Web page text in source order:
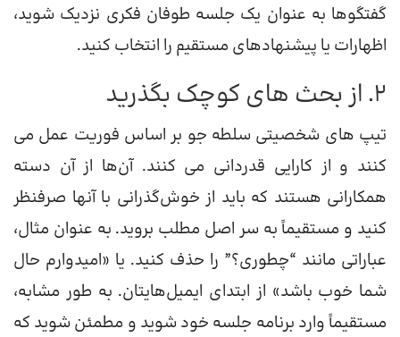
گفتگوها به عنوان یک جلسه طوفان فکری نزدیک شوید،
اظهارات یا پیشنهادهای مستقیم را انتخاب کنید.
2. از بحث های کوچک بگذرید
تیپ های شخصیتی سلطه جو بر اساس فوریت عمل می
کنند و از کارایی قدردانی می کنند. آن‌ها از آن دسته
همکارانی هستند که باید از خوش‌گذرانی با آنها صرفنظر
کنید و مستقیماً به سر اصل مطلب بروید. به عنوان مثال،
عباراتی مانند “چطوری؟” را حذف کنید. یا «امیدوارم حال
شما خوب باشد» از ابتدای ایمیل‌هایتان. به طور مشابه،
مستقیماً وارد برنامه جلسه خود شوید و مطمئن شوید که